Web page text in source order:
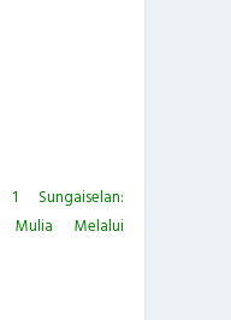
Sungaiselan:
Mulia Melalui